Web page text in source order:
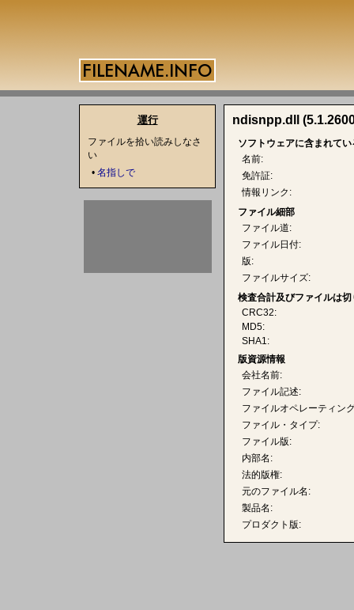
ndisnpp.dll
ソフトウェアに含まれてい
名前:
免許証:
情報リンク:
ファイル細部
ファイル道:
ファイル日付:
版:
ファイルサイズ:
検査合計及びファイルは切
CRC32:
MD5:
SHA1:
版資源情報
会社名前:
ファイル記述:
ファイルオペレーティン
ファイル・タイプ:
ファイル版:
内部名:
法的版権:
元のファイル名:
製品名:
プロダクト版:
運行
ファイルを拾い読みしなさ
い
• 名指しで